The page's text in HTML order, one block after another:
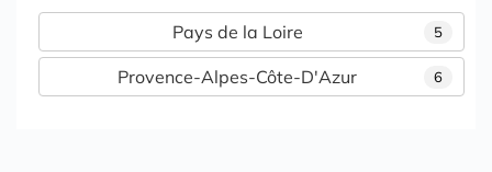
5
Pays de la Loire
6
Provence-Alpes-Côte-D'Azur